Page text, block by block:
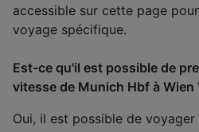
accessible sur cette page
voyage spécifique.
Est-ce qu'il est possible de
vitesse de Munich Hbf à Wien
Oui, il est possible de